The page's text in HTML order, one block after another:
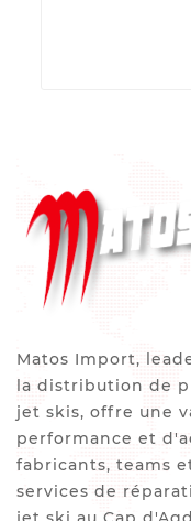
Matos Import,
la distribution de
jet skis, offre une
performance et
fabricants, teams
services de